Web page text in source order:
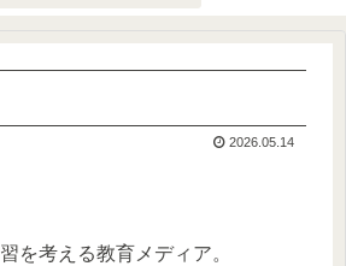
2026.05.14
を考える教育メディア。